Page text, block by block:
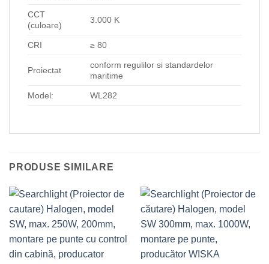
CCT
(culoare)
3.000 K
CRI ≥ 80
Proiectat
conform regulilor si standardelor
maritime
Model: WL282
PRODUSE SIMILARE